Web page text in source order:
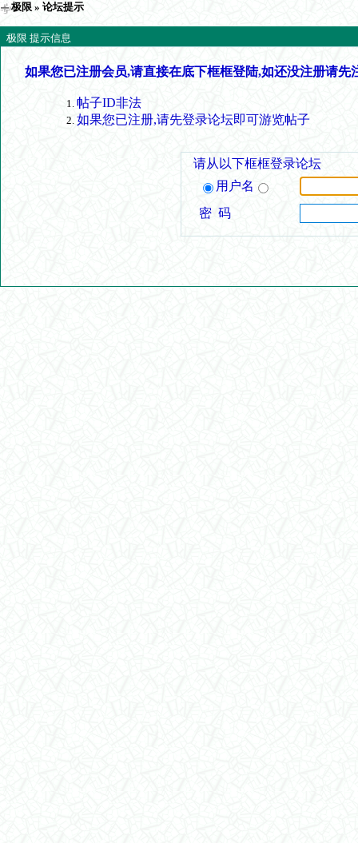
极限 » 论坛提示
极限 提示信息
如果您已注册会员,请直接在底下框框登陆,如还没注册请先
帖子ID非法
如果您已注册,请先登录论坛即可游览帖子
请从以下框框登录论坛
用户名
密 码